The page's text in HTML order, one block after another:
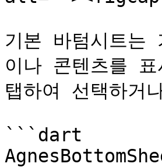
기본 바텀시트는
이나 콘텐츠를
탭하여 선택하거
```dart